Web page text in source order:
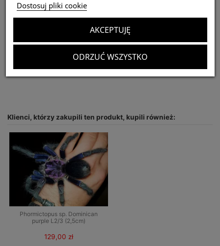
Siła jadu:
nie podlega
Klienci, którzy zakupili ten produkt, kupili również:
Phormictopus sp. Dominican
purple L2/3 (2,5cm)
129,00 zł
Dostosuj pliki cookie
ODRZUĆ WSZYSTKO
AKCEPTUJĘ